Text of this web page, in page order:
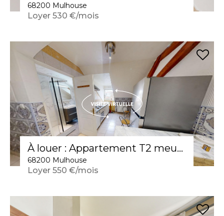
68200 Mulhouse
Loyer 530 €/mois
À louer : Appartement T2 meublé à Mulhouse
68200 Mulhouse
Loyer 550 €/mois